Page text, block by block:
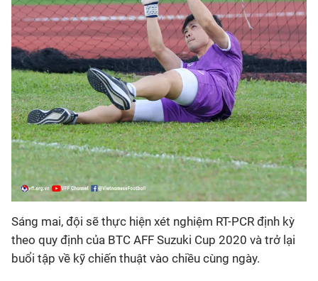
Sáng mai, đội sẽ thực hiện xét nghiệm RT-PCR định kỳ
theo quy định của BTC AFF Suzuki Cup 2020 và trở lại
buổi tập về kỹ chiến thuật vào chiều cùng ngày.